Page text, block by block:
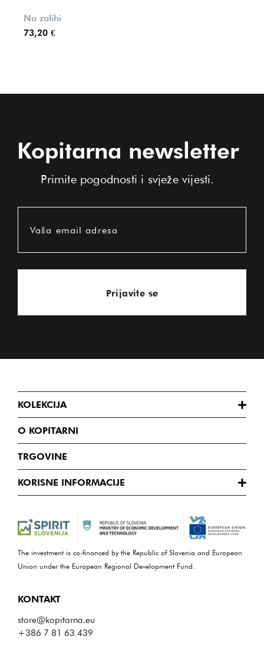
Na zalihi
73,20 €
Kopitarna newsletter
Primite pogodnosti i svježe vijesti.
Vaša email adresa
Prijavite se
KOLEKCIJA
O KOPITARNI
TRGOVINE
KORISNE INFORMACIJE
The investment is co-financed by the Republic of Slovenia and European
Union under the European Regional Development Fund.
KONTAKT
store@kopitarna.eu
+386 7 81 63 439